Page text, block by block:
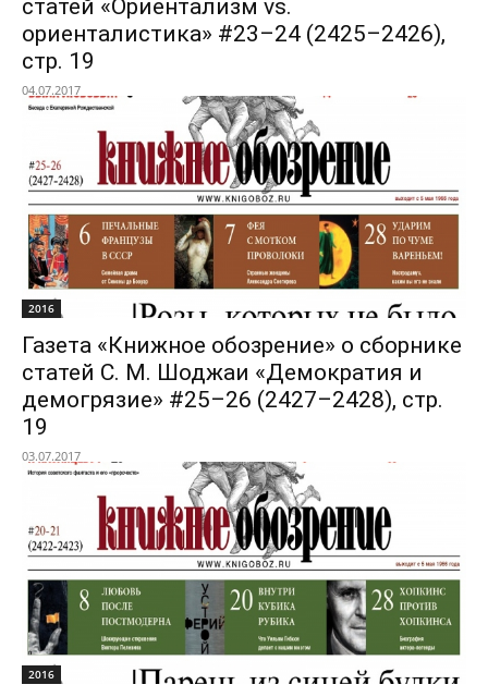
статей «Ориентализм vs.
ориенталистика» #23–24 (2425–2426),
стр. 19
04.07.2017
2016
Газета «Книжное обозрение» о сборнике
статей С. М. Шоджаи «Демократия и
демогрязие» #25–26 (2427–2428), стр.
19
03.07.2017
2016